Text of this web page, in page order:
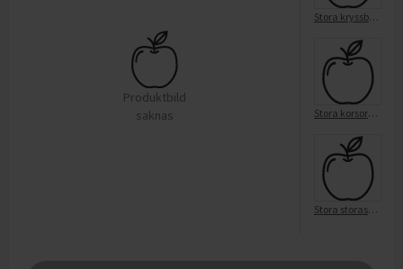
Produktbild
saknas
Stora kryssboken : Kor/Tukan Förla
Stora korsordsboken/Lind
Stora storasyster Gret/Tukan Förla